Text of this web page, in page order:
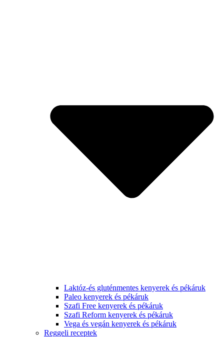
Laktóz-és gluténmentes kenyerek és pékáruk
Paleo kenyerek és pékáruk
Szafi Free kenyerek és pékáruk
Szafi Reform kenyerek és pékáruk
Vega és vegán kenyerek és pékáruk
Reggeli receptek